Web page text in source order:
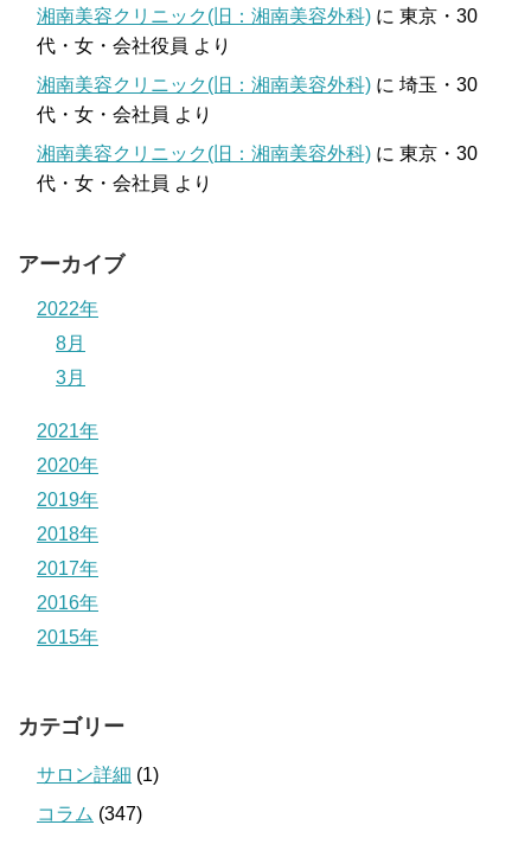
湘南美容クリニック(旧：湘南美容外科) に 東京・30
代・女・会社役員 より
湘南美容クリニック(旧：湘南美容外科) に 埼玉・30
代・女・会社員 より
湘南美容クリニック(旧：湘南美容外科) に 東京・30
代・女・会社員 より
アーカイブ
2022年
8月
3月
2021年
2020年
2019年
2018年
2017年
2016年
2015年
カテゴリー
サロン詳細 (1)
コラム (347)